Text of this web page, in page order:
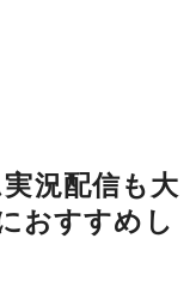
況配信も大
おすすめし